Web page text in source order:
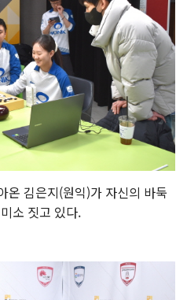
김은지(원익)가 자신의 바둑
소 짓고 있다.